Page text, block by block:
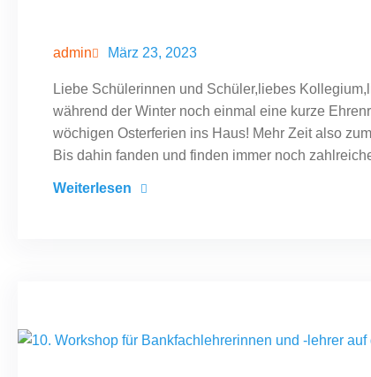
admin März 23, 2023
Liebe Schülerinnen und Schüler,liebes
während der Winter noch einmal eine kurze
wöchigen Osterferien ins Haus! Mehr Zeit also
Bis dahin fanden und finden immer noch
Weiterlesen